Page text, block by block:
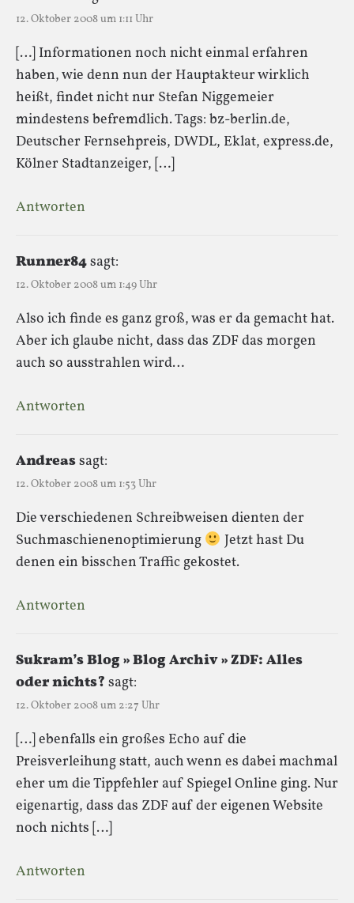
12. Oktober 2008 um 1:11 Uhr
[…] Informationen noch nicht einmal erfahren
haben, wie denn nun der Hauptakteur wirklich
heißt, findet nicht nur Stefan Niggemeier
mindestens befremdlich. Tags: bz-berlin.de,
Deutscher Fernsehpreis, DWDL, Eklat, express.de,
Kölner Stadtanzeiger, […]
Antworten
Runner84sagt:
12. Oktober 2008 um 1:49 Uhr
Also ich finde es ganz groß, was er da gemacht hat.
Aber ich glaube nicht, dass das ZDF das morgen
auch so ausstrahlen wird…
Antworten
Andreassagt:
12. Oktober 2008 um 1:53 Uhr
Die verschiedenen Schreibweisen dienten der
Suchmaschienenoptimierung
Jetzt hast Du
denen ein bisschen Traffic gekostet.
Antworten
Sukram’s Blog » Blog Archiv » ZDF: Alles
oder nichts? sagt:
12. Oktober 2008 um 2:27 Uhr
[…] ebenfalls ein großes Echo auf die
Preisverleihung statt, auch wenn es dabei machmal
eher um die Tippfehler auf Spiegel Online ging. Nur
eigenartig, dass das ZDF auf der eigenen Website
noch nichts […]
Antworten